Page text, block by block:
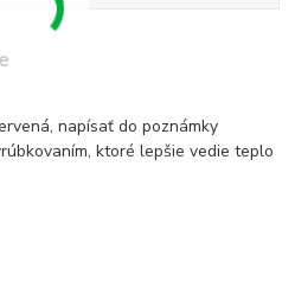
napísať do poznámky
ktoré lepšie vedie teplo